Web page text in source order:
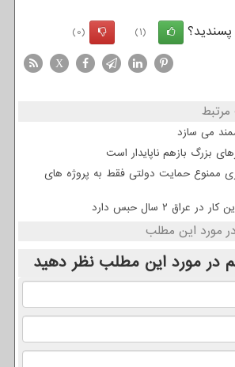
(1)
(0)
X
مرتبط
می سازد
بزرگ بازهم ناپایدار است
ممنوع حمایت دولتی فقط به پروژه های
عراق ۲ سال حبس دارد
مورد این مطلب
در مورد این مطلب نظر دهید